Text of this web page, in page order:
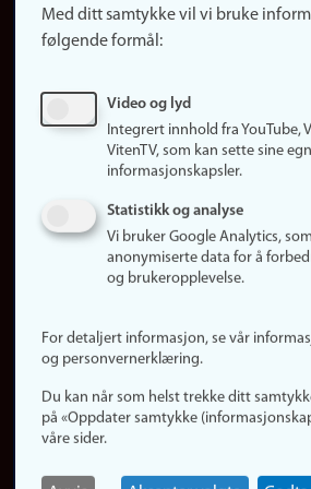
Finn studier
Ledige stillinger
Om nettstedet
Informasjonskapsler
Personvern
Logg inn
Rediger din ansattside
Med ditt samtykke vil vi bruke
følgende formål:
Video og lyd
Integrert innhold fra YouTube,
VitenTV, som kan sette sine
informasjonskapsler.
Statistikk og analyse
Vi bruker Google Analytics,
anonymiserte data for å
og brukeropplevelse.
For detaljert informasjon, se vår
og personvernerklæring.
Du kan når som helst trekke ditt
på «Oppdater samtykke
våre sider.